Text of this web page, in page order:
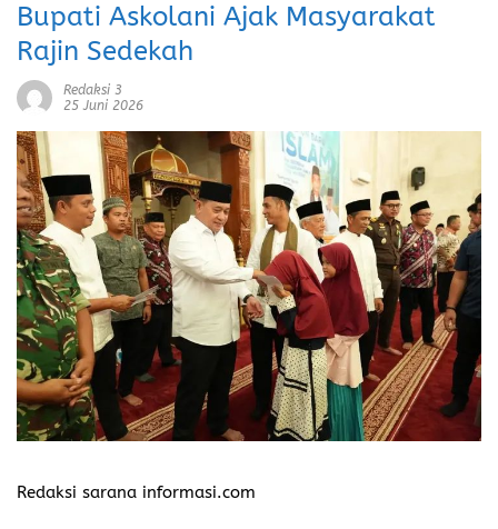
Bupati Askolani Ajak Masyarakat
Rajin Sedekah
Redaksi 3
25 Juni 2026
Redaksi sarana informasi.com